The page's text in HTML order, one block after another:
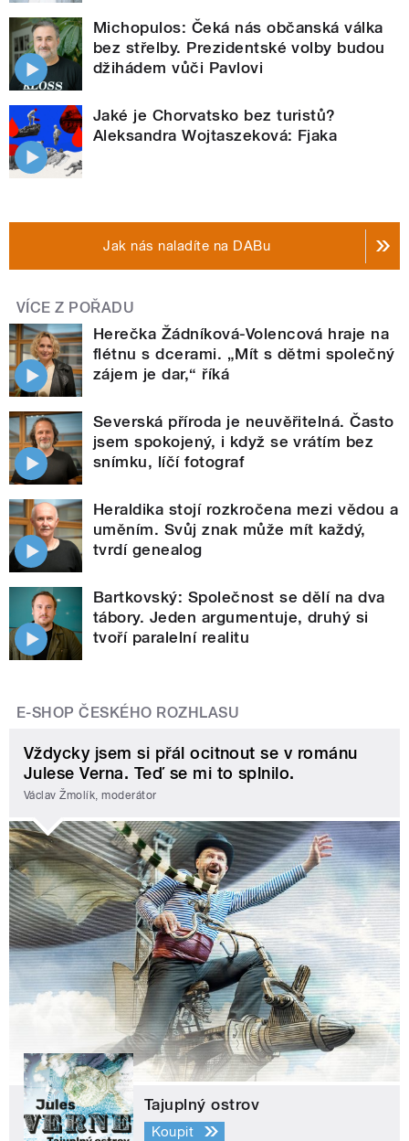
Michopulos: Čeká nás občanská válka
bez střelby. Prezidentské volby budou
džihádem vůči Pavlovi
Jaké je Chorvatsko bez turistů?
Aleksandra Wojtaszeková: Fjaka
Jak nás naladíte na DABu
VÍCE Z POŘADU
Herečka Žádníková-Volencová hraje na
flétnu s dcerami. „Mít s dětmi společný
zájem je dar,“ říká
Severská příroda je neuvěřitelná. Často
jsem spokojený, i když se vrátím bez
snímku, líčí fotograf
Heraldika stojí rozkročena mezi vědou a
uměním. Svůj znak může mít každý,
tvrdí genealog
Bartkovský: Společnost se dělí na dva
tábory. Jeden argumentuje, druhý si
tvoří paralelní realitu
E-SHOP ČESKÉHO ROZHLASU
Vždycky jsem si přál ocitnout se v románu
Julese Verna. Teď se mi to splnilo.
Václav Žmolík, moderátor
Tajuplný ostrov
Koupit